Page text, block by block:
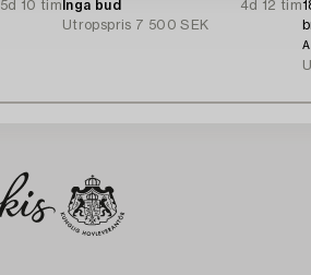
5d 10 tim Inga bud
4d 12 tim
Utropspris 7 500 SEK